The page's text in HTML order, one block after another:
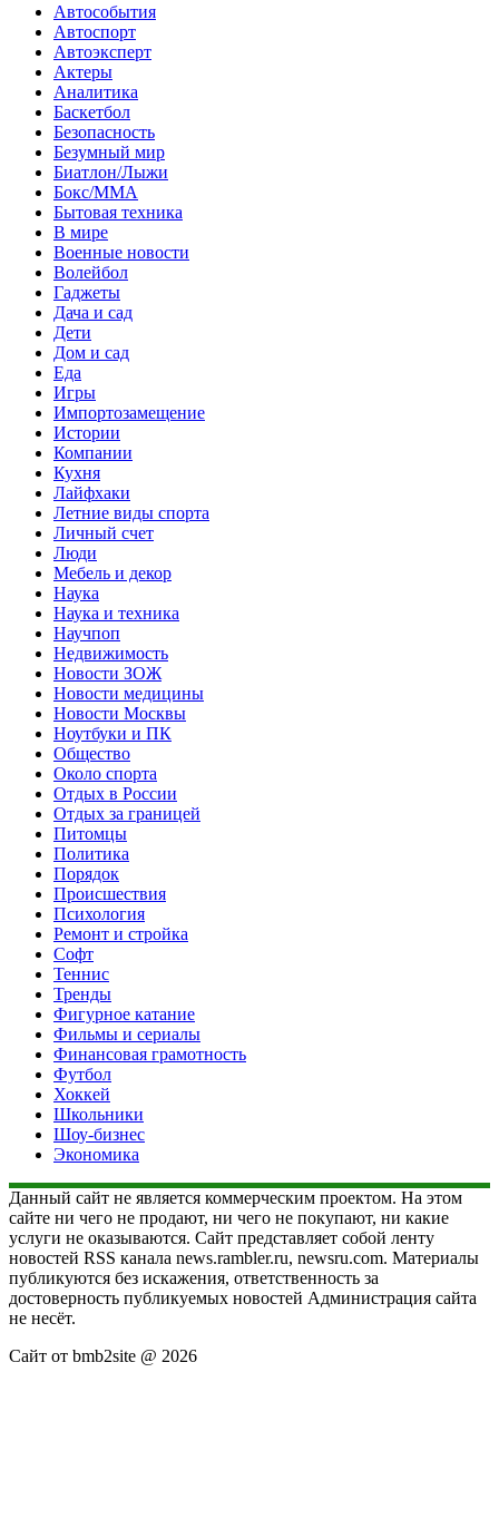
Автособытия
Автоспорт
Автоэксперт
Актеры
Аналитика
Баскетбол
Безопасность
Безумный мир
Биатлон/Лыжи
Бокс/MMA
Бытовая техника
В мире
Военные новости
Волейбол
Гаджеты
Дача и сад
Дети
Дом и сад
Еда
Игры
Импортозамещение
Истории
Компании
Кухня
Лайфхаки
Летние виды спорта
Личный счет
Люди
Мебель и декор
Наука
Наука и техника
Научпоп
Недвижимость
Новости ЗОЖ
Новости медицины
Новости Москвы
Ноутбуки и ПК
Общество
Около спорта
Отдых в России
Отдых за границей
Питомцы
Политика
Порядок
Происшествия
Психология
Ремонт и стройка
Софт
Теннис
Тренды
Фигурное катание
Фильмы и сериалы
Финансовая грамотность
Футбол
Хоккей
Школьники
Шоу-бизнес
Экономика
Данный сайт не является коммерческим проектом. На этом
сайте ни чего не продают, ни чего не покупают, ни какие
услуги не оказываются. Сайт представляет собой ленту
новостей RSS канала news.rambler.ru, newsru.com. Материалы
публикуются без искажения, ответственность за
достоверность публикуемых новостей Администрация сайта
не несёт.
Сайт от bmb2site @ 2026